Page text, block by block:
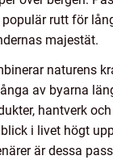
rutt för
majestät.
naturens
av byarna
hantverk
i livet högt
är dessa